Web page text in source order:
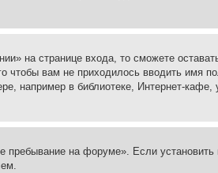
на странице входа, то сможете
чтобы вам не приходилось вводить
например в библиотеке, Интернет-
на форуме». Если